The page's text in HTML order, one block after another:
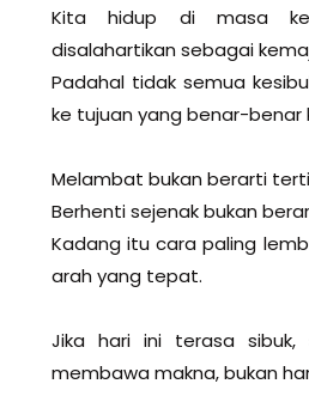
Kita hidup di masa
disalahartikan sebagai
Padahal tidak semua
ke tujuan yang benar-benar
Melambat bukan berarti
Berhenti sejenak bukan
Kadang itu cara paling
arah yang tepat.
Jika hari ini terasa sibuk,
membawa makna, bukan